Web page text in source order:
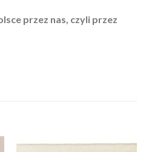
przez nas, czyli przez